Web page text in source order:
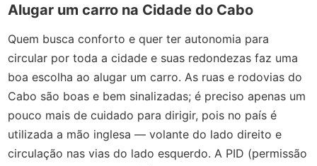
Alugar um carro na Cidade do Cabo
Quem busca conforto e quer ter autonomia para
circular por toda a cidade e suas redondezas faz uma
boa escolha ao alugar um carro. As ruas e rodovias do
Cabo são boas e bem sinalizadas; é preciso apenas um
pouco mais de cuidado para dirigir, pois no país é
utilizada a mão inglesa — volante do lado direito e
circulação nas vias do lado esquerdo. A PID (permissão